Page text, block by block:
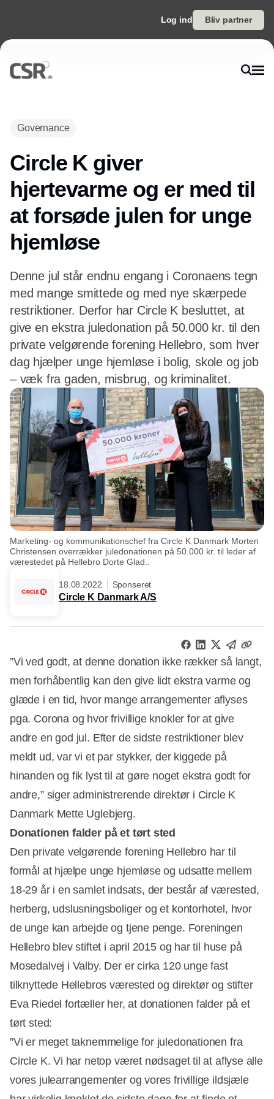
Log ind Bliv partner
Governance
Circle K giver
hjertevarme og er med til
at forsøde julen for unge
hjemløse
Denne jul står endnu engang i Coronaens tegn
med mange smittede og med nye skærpede
restriktioner. Derfor har Circle K besluttet, at
give en ekstra juledonation på 50.000 kr. til den
private velgørende forening Hellebro, som hver
dag hjælper unge hjemløse i bolig, skole og job
– væk fra gaden, misbrug, og kriminalitet.
Marketing- og kommunikationschef fra Circle K Danmark Morten
Christensen overrækker juledonationen på 50.000 kr. til leder af
værestedet på Hellebro Dorte Glad..
18.08.2022 Sponseret
Circle K Danmark A/S
”Vi ved godt, at denne donation ikke rækker så langt,
men forhåbentlig kan den give lidt ekstra varme og
glæde i en tid, hvor mange arrangementer aflyses
pga. Corona og hvor frivillige knokler for at give
andre en god jul. Efter de sidste restriktioner blev
meldt ud, var vi et par stykker, der kiggede på
hinanden og fik lyst til at gøre noget ekstra godt for
andre,” siger administrerende direktør i Circle K
Danmark Mette Uglebjerg.
Donationen falder på et tørt sted
Den private velgørende forening Hellebro har til
formål at hjælpe unge hjemløse og udsatte mellem
18-29 år i en samlet indsats, der består af værested,
herberg, udslusningsboliger og et kontorhotel, hvor
de unge kan arbejde og tjene penge. Foreningen
Hellebro blev stiftet i april 2015 og har til huse på
Mosedalvej i Valby. Der er cirka 120 unge fast
tilknyttede Hellebros værested og direktør og stifter
Eva Riedel fortæller her, at donationen falder på et
tørt sted:
”Vi er meget taknemmelige for juledonationen fra
Circle K. Vi har netop været nødsaget til at aflyse alle
vores julearrangementer og vores frivillige ildsjæle